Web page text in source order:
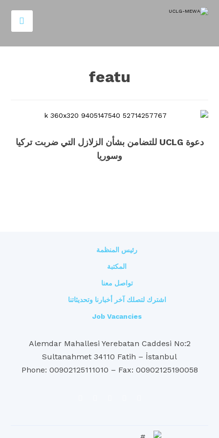
featu
دعوة UCLG للتضامن بشأن الزلازل التي ضربت تركيا
وسوريا
رئيس المنظمة
المكتبة
تواصل معنا
اشترك لتصلك آخر أخبارنا وتحديثاتنا
Job Vacancies
2:Alemdar Mahallesi Yerebatan Caddesi No
Sultanahmet 34110 Fatih – İstanbul
Phone: 00902125111010 – Fax: 00902125190058